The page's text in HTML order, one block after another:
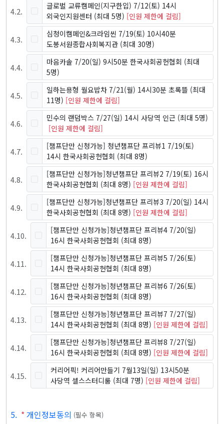
4.2.
글로벌 교류캠페인(지구한입) 7/12(토) 14시
외국인지원센터 (최대 5명) [인원 제한에 걸림]
4.3.
심청이캠페인&크라임씬 7/19(토) 10시40분
도봉서원종합사회복지관 (최대 30명)
4.4.
마음카솔 7/20(일) 9시50분 한국사회공헌협회 (최대
5명)
4.5.
일하는용형 월요밥차 7/21(월) 14시30분 초록뜰 (최대
11명) [인원 제한에 걸림]
4.6.
민수의 랜덤박스 7/27(일) 14시 사당역 인근 (최대 5명)
[인원 제한에 걸림]
4.7.
[챔프단만 신청가능] 청년챔프단 프리뷰1 7/19(토)
14시 한국사회공헌협회 (최대 8명)
4.8.
[챔프단만 신청가능]청년챔프단 프리뷰2 7/19(토) 16시
한국사회공헌협회 (최대 8명) [인원 제한에 걸림]
4.9.
[챔프단만 신청가능]청년챔프단 프리뷰3 7/20(일) 14시
한국사회공헌협회 (최대 8명) [인원 제한에 걸림]
4.10.
[챔프단만 신청가능]청년챔프단 프리뷰4 7/20(일)
16시 한국사회공헌협회 (최대 8명)
4.11.
[챔프단만 신청가능]청년챔프단 프리뷰5 7/26(토)
14시 한국사회공헌협회 (최대 8명)
4.12.
[챔프단만 신청가능]청년챔프단 프리뷰6 7/26(토)
16시 한국사회공헌협회 (최대 8명)
4.13.
[챔프단만 신청가능]청년챔프단 프리뷰7 7/27(일)
14시 한국사회공헌협회 (최대 8명) [인원 제한에 걸림]
4.14.
[챔프단만 신청가능]청년챔프단 프리뷰8 7/27(일)
16시 한국사회공헌협회 (최대 8명) [인원 제한에 걸림]
4.15.
커리어픽! 커리어만들기 7월13일(일) 13시50분
사당역 셀스스터디룸 (최대 7명) [인원 제한에 걸림]
5. *개인정보동의 (필수 항목)